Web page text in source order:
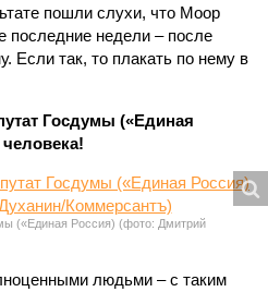
пошли слухи, что Моор
последние недели – после
Если так, то плакать по нему в
Госдумы («Единая
(«Единая Россия) (фото: Дмитрий
людьми – с таким